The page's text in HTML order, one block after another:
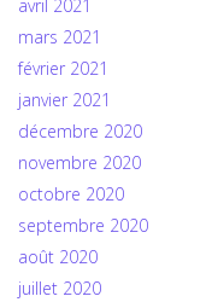
avril 2021
mars 2021
février 2021
janvier 2021
décembre 2020
novembre 2020
octobre 2020
septembre 2020
août 2020
juillet 2020